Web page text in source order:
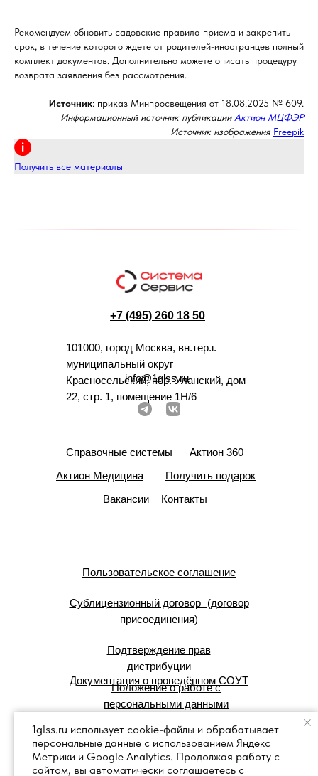
Рекомендуем обновить садовские правила приема и закрепить
срок, в течение которого ждете от родителей-иностранцев полный
комплект документов. Дополнительно можете описать процедуру
возврата заявления без рассмотрения.
Источник: приказ Минпросвещения от 18.08.2025 № 609.
Информационный источник публикации Актион МЦФЭР
Источник изображения Freepik
Получить все материалы
+7 (495) 260 18 50
101000, город Москва, вн.тер.г.
муниципальный округ
Красносельский, пер. Уланский, дом
22, стр. 1, помещение 1Н/6
info@1glss.ru
Справочные системы
Актион 360
Актион Медицина
Получить подарок
Вакансии
Контакты
Пользовательское соглашение
Сублицензионный договор (договор
присоединения)
Подтверждение прав
дистрибуции
Документация о проведённом СОУТ
Положение о работе с
персональными данными
© 2007 — 2025 г. Система Сервис:
справочные правовые системы.
1glss.ru использует cookie-файлы и обрабатывает
персональные данные с использованием Яндекс
Метрики и Google Analytics. Продолжая работу с
сайтом, вы автоматически соглашаетесь с